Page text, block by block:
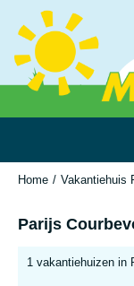
Home Vakantiehuis
Parijs
1 vakantiehuizen in